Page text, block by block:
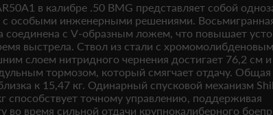
в калибре .50 BMG представляет собой
с особыми инженерными решениями.
соединена с V-образным ложем, что повышает
выстрела. Ствол из стали с хромомолибденовым
слоем нитридного чернения достигает 76,2 см
тормозом, который смягчает отдачу. Общая
к 15,47 кг. Одинарный спусковой механизм
способствует точному управлению, поддерживая
во время сильной отдачи крупнокалиберного